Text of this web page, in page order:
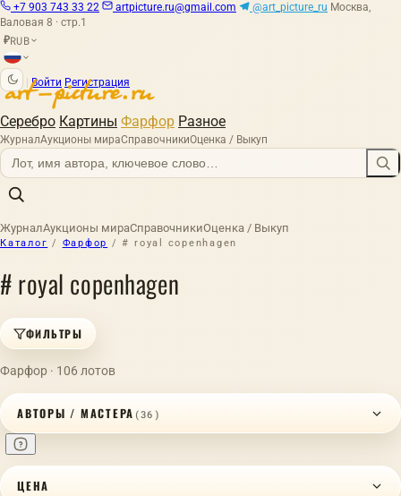
+7 903 743 33 22 artpicture.ru@gmail.com @art_picture_ru Москва,
Валовая 8 · стр.1
₽RUB
Войти Регистрация
Серебро Картины Фарфор Разное
ЖурналАукционы мираСправочникиОценка / Выкуп
ЖурналАукционы мираСправочникиОценка / Выкуп
Каталог / Фарфор / # royal copenhagen
# royal copenhagen
ФИЛЬТРЫ
Фарфор · 106 лотов
АВТОРЫ / МАСТЕРА (36)
ЦЕНА